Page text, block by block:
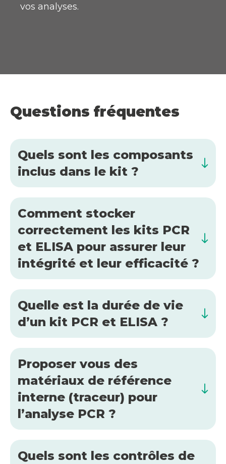
vos analyses.
Questions fréquentes
Quels sont les composants
inclus dans le kit ?
Comment stocker
correctement les kits PCR
et ELISA pour assurer leur
intégrité et leur efficacité ?
Quelle est la durée de vie
d’un kit PCR et ELISA ?
Proposer vous des
matériaux de référence
interne (traceur) pour
l’analyse PCR ?
Quels sont les contrôles de